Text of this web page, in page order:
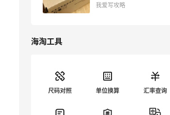
我爱写攻略
海淘工具
尺码对照 单位换算 汇率查询